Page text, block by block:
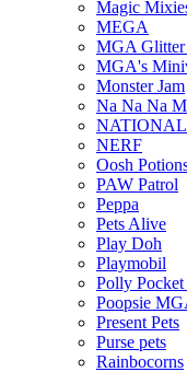
Magic
MEGA
MGA
MGA's
Monster Jam
Na Na Na
NERF
Oosh
PAW Patrol
Peppa
Pets Alive
Play Doh
Playmobil
Polly
Poopsie
Present Pets
Purse pets
Rainbocorns